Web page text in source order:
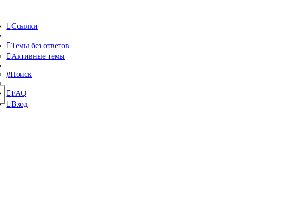
Ссылки
Темы без ответов
Активные темы
Поиск
FAQ
Вход